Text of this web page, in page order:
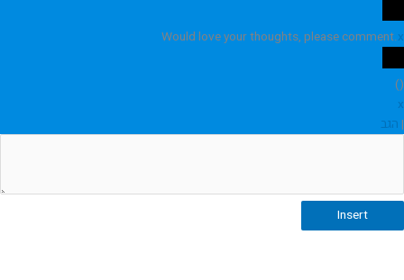
Would love your thoughts, please comment.x
(
)
x
| הגב
Insert